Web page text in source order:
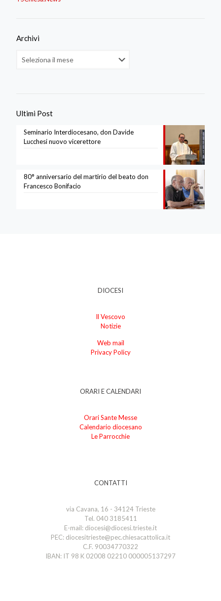
Archivi
Ultimi Post
Seminario Interdiocesano, don Davide
Lucchesi nuovo vicerettore
80° anniversario del martirio del beato don
Francesco Bonifacio
DIOCESI
Il Vescovo
Notizie
Web mail
Privacy Policy
ORARI E CALENDARI
Orari Sante Messe
Calendario diocesano
Le Parrocchie
CONTATTI
via Cavana, 16 - 34124 Trieste
Tel. 040 3185411
E-mail: diocesi@diocesi.trieste.it
PEC: diocesitrieste@pec.chiesacattolica.it
C.F. 90034770322
IBAN: IT 98 K 02008 02210 000005137297